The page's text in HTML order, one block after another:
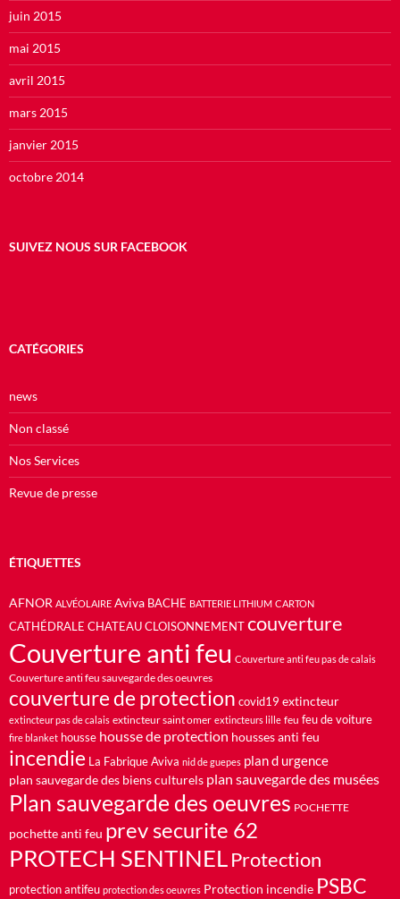
juin 2015
mai 2015
avril 2015
mars 2015
janvier 2015
octobre 2014
SUIVEZ NOUS SUR FACEBOOK
CATÉGORIES
news
Non classé
Nos Services
Revue de presse
ÉTIQUETTES
AFNOR ALVÉOLAIRE Aviva BACHE BATTERIE LITHIUM CARTON
CATHÉDRALE CHATEAU CLOISONNEMENT couverture
Couverture anti feu Couverture anti feu pas de calais
Couverture anti feu sauvegarde des oeuvres
couverture de protection covid19 extincteur
extincteur pas de calais extincteur saint omer extincteurs lille feu feu de voiture
fire blanket housse housse de protection housses anti feu
incendie La Fabrique Aviva nid de guepes plan d urgence
plan sauvegarde des biens culturels plan sauvegarde des musées
Plan sauvegarde des oeuvres POCHETTE
pochette anti feu prev securite 62
PROTECH SENTINELProtection
protection antifeu protection des oeuvres Protection incendie PSBC